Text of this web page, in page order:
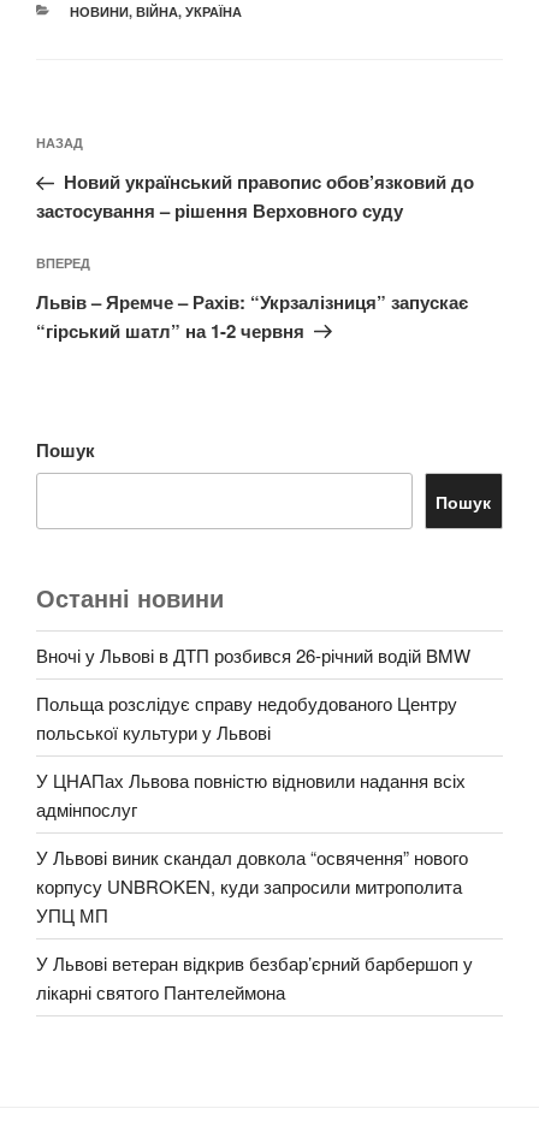
КАТЕГОРІЇ
НОВИНИ, ВІЙНА, УКРАЇНА
записів
Попередній
запис:
НАЗАД
Новий український правопис обов’язковий до
застосування – рішення Верховного суду
Наступний
запис
ВПЕРЕД
Львів – Яремче – Рахів: “Укрзалізниця” запускає
“гірський шатл” на 1-2 червня
Пошук
Пошук
Останні новини
Вночі у Львові в ДТП розбився 26-річний водій BMW
Польща розслідує справу недобудованого Центру
польської культури у Львові
У ЦНАПах Львова повністю відновили надання всіх
адмінпослуг
У Львові виник скандал довкола “освячення” нового
корпусу UNBROKEN, куди запросили митрополита
УПЦ МП
У Львові ветеран відкрив безбар’єрний барбершоп у
лікарні святого Пантелеймона